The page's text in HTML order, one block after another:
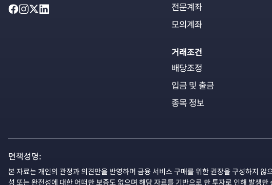
전문계좌
모의계좌
거래조건
배당조정
입금 및 출금
종목 정보
면책성명:
본 자료는 개인의 관정과 의견만을 반영하며 금융 서비스 구매를 위한 권장을 구성하지
성 또는 완전성에 대한 어떠한 보증도 없으며 해당 자료를 기반으로 한 투자로 인해 발생